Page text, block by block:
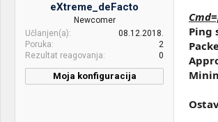
a
eXtreme_deFacto
Newcomer
Učlanjen(a)
08.12.2018.
Poruka
2
Rezultat reagovanja
0
Moja konfiguracija
CoolerMaster hyper EVO
Ping